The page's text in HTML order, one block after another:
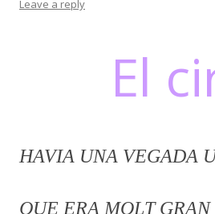
Leave a reply
El
HAVIA UNA VEGADA
QUE ERA MOLT GRAN